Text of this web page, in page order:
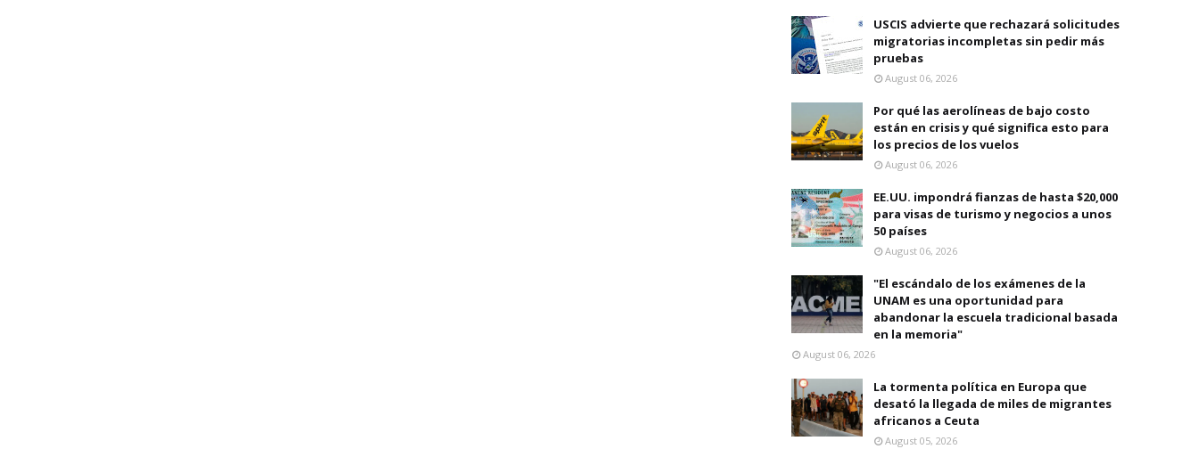
USCIS advierte que rechazará solicitudes
migratorias incompletas sin pedir más
pruebas
August 06, 2026
Por qué las aerolíneas de bajo costo
están en crisis y qué significa esto para
los precios de los vuelos
August 06, 2026
EE.UU. impondrá fianzas de hasta $20,000
para visas de turismo y negocios a unos
50 países
August 06, 2026
"El escándalo de los exámenes de la
UNAM es una oportunidad para
abandonar la escuela tradicional basada
en la memoria"
August 06, 2026
La tormenta política en Europa que
desató la llegada de miles de migrantes
africanos a Ceuta
August 05, 2026